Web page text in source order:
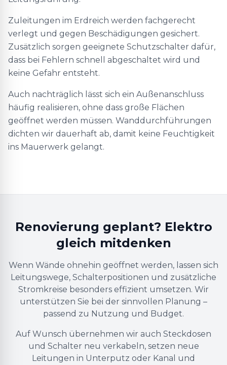
Zuleitungen im Erdreich werden fachgerecht
verlegt und gegen Beschädigungen gesichert.
Zusätzlich sorgen geeignete Schutzschalter dafür,
dass bei Fehlern schnell abgeschaltet wird und
keine Gefahr entsteht.
Auch nachträglich lässt sich ein Außenanschluss
häufig realisieren, ohne dass große Flächen
geöffnet werden müssen. Wanddurchführungen
dichten wir dauerhaft ab, damit keine Feuchtigkeit
ins Mauerwerk gelangt.
Renovierung geplant? Elektro
gleich mitdenken
Wenn Wände ohnehin geöffnet werden, lassen sich
Leitungswege, Schalterpositionen und zusätzliche
Stromkreise besonders effizient umsetzen. Wir
unterstützen Sie bei der sinnvollen Planung –
passend zu Nutzung und Budget.
Auf Wunsch übernehmen wir auch Steckdosen
und Schalter neu verkabeln, setzen neue
Leitungen in Unterputz oder Kanal und